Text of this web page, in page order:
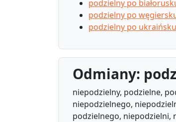
podzielny po
podzielny po
podzielny po ukraińsku
Odmiany:
niepodzielny, podzielne,
niepodzielnego,
podzielnego, niepodzielni,